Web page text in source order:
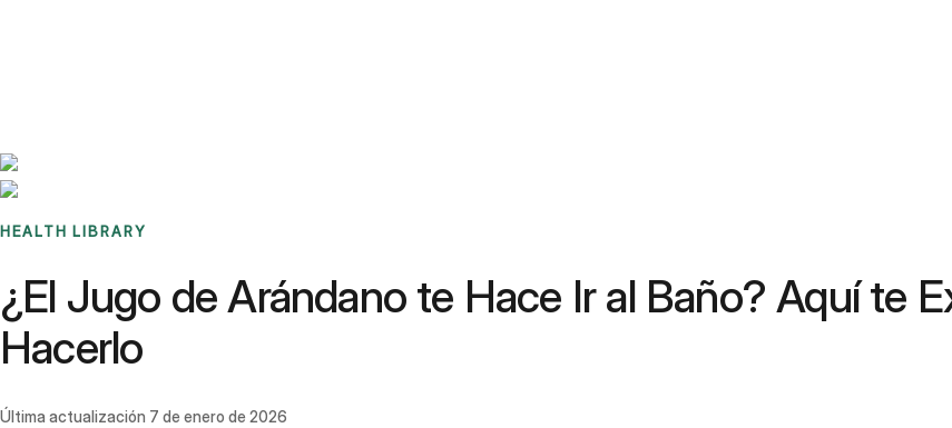
HEALTH LIBRARY
¿El Jugo de Arándano te Hace Ir al Baño? Aquí te
Hacerlo
Última actualización 7 de enero de 2026